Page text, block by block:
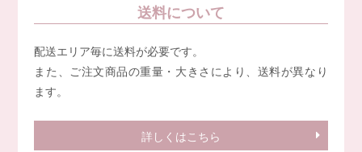
送料について
配送エリア毎に送料が必要です。
また、ご注文商品の重量・大きさにより、送料が異なり
ます。
詳しくはこちら